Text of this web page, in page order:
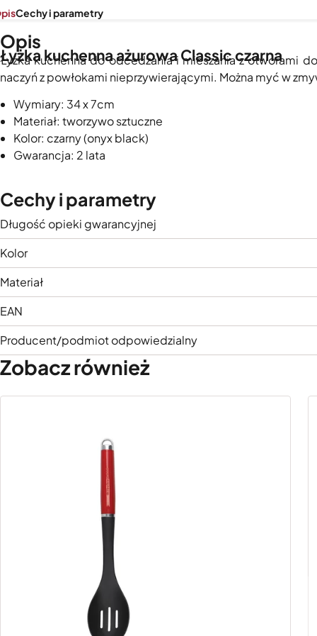
Łyżka kuchenna ażurowa Classic czarna
Cechy i parametry
Opis
Łyżka kuchenna do odcedzania i mieszania z otworami
naczyń z powłokami nieprzywierającymi. Można myć w
Wymiary: 34 x 7cm
Materiał: tworzywo sztuczne
Kolor: czarny (onyx black)
Gwarancja: 2 lata
Cechy i parametry
Długość opieki gwarancyjnej
Kolor
Materiał
EAN
Producent/podmiot odpowiedzialny
Zobacz również